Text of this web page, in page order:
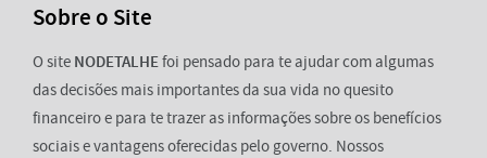
Sobre o Site
O site NODETALHEfoi pensado para te ajudar com algumas
das decisões mais importantes da sua vida no quesito
financeiro e para te trazer as informações sobre os benefícios
sociais e vantagens oferecidas pelo governo. Nossos